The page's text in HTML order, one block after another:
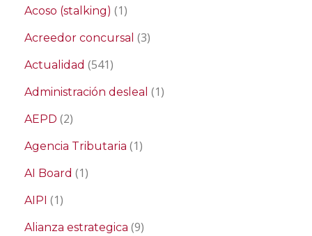
Acoso (stalking) (1)
Acreedor concursal (3)
Actualidad (541)
Administración desleal (1)
AEPD (2)
Agencia Tributaria (1)
AI Board (1)
AIPI (1)
Alianza estrategica (9)